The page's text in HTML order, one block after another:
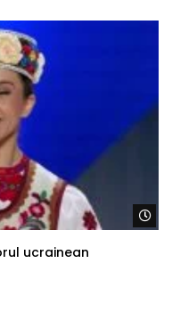
ucrainean